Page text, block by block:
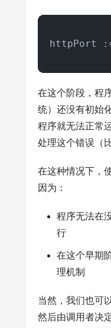
httpPort
在这个阶段，程
统）还没有初始
程序就无法正常
处理这个错误（
在这种情况下，
因为：
程序无法在
行
在这个早期
理机制
当然，我们也可
然后由调用者决